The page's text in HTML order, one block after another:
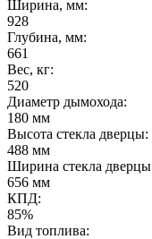
Ширина, мм:
928
Глубина, мм:
661
Вес, кг:
520
Диаметр дымохода:
180 мм
Высота стекла дверцы:
488 мм
Ширина стекла дверцы
656 мм
КПД:
85%
Вид топлива: